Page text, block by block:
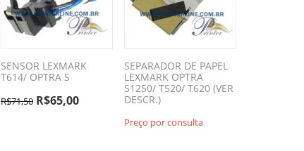
SENSOR LEXMARK
T614/ OPTRA S
R$71,50 R$65,00
SEPARADOR DE PAPEL
LEXMARK OPTRA
S1250/ T520/ T620 (VER
DESCR.)
Preço por consulta